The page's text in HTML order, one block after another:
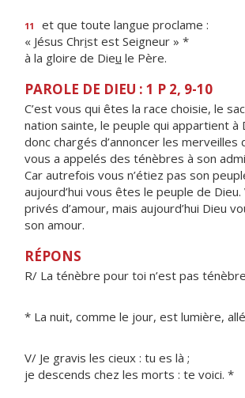
11
et que toute langue proclame :
« Jésus Christ est Seigneur » *
à la gloire de Dieu le Père.
PAROLE DE DIEU : 1 P 2, 9-10
C’est vous qui êtes la race choisie, le
nation sainte, le peuple qui appartient à
donc chargés d’annoncer les merveilles
vous a appelés des ténèbres à son
Car autrefois vous n’étiez pas son
aujourd’hui vous êtes le peuple de
privés d’amour, mais aujourd’hui Dieu
son amour.
RÉPONS
R/ La ténèbre pour toi n’est pas
* La nuit, comme le jour, est lumière,
V/ Je gravis les cieux : tu es là ;
je descends chez les morts : te voici. *